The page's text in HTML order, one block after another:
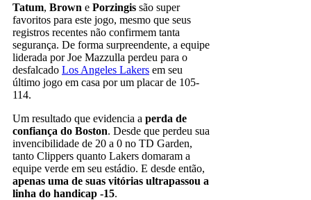
Tatum, Brown e Porzingis são super
favoritos para este jogo, mesmo que seus
registros recentes não confirmem tanta
segurança. De forma surpreendente, a equipe
liderada por Joe Mazzulla perdeu para o
desfalcado Los Angeles Lakers em seu
último jogo em casa por um placar de 105-
114.
Um resultado que evidencia a perda de
confiança do Boston. Desde que perdeu sua
invencibilidade de 20 a 0 no TD Garden,
tanto Clippers quanto Lakers domaram a
equipe verde em seu estádio. E desde então,
apenas uma de suas vitórias ultrapassou a
linha do handicap -15.